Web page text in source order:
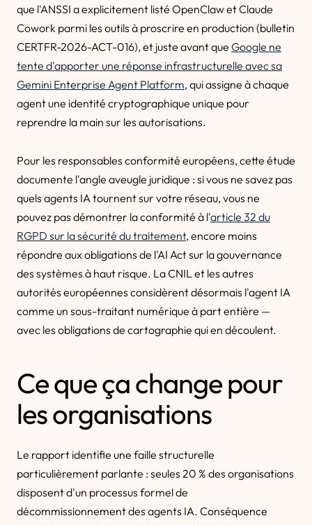
que l'ANSSI a explicitement listé OpenClaw et Claude
Cowork parmi les outils à proscrire en production (bulletin
CERTFR-2026-ACT-016), et juste avant que Google ne
tente d'apporter une réponse infrastructurelle avec sa
Gemini Enterprise Agent Platform, qui assigne à chaque
agent une identité cryptographique unique pour
reprendre la main sur les autorisations.
Pour les responsables conformité européens, cette étude
documente l'angle aveugle juridique : si vous ne savez pas
quels agents IA tournent sur votre réseau, vous ne
pouvez pas démontrer la conformité à l'article 32 du
RGPD sur la sécurité du traitement, encore moins
répondre aux obligations de l'AI Act sur la gouvernance
des systèmes à haut risque. La CNIL et les autres
autorités européennes considèrent désormais l'agent IA
comme un sous-traitant numérique à part entière —
avec les obligations de cartographie qui en découlent.
Ce que ça change pour
les organisations
Le rapport identifie une faille structurelle
particulièrement parlante : seules 20 % des organisations
disposent d'un processus formel de
décommissionnement des agents IA. Conséquence